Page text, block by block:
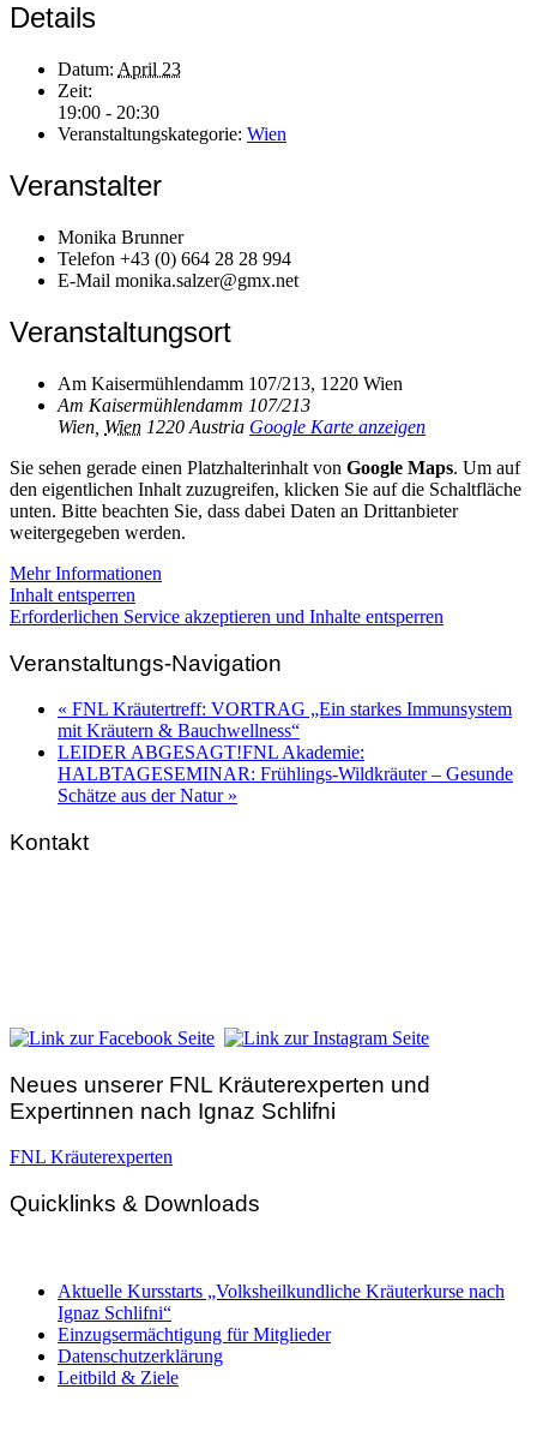
Details
Datum: April 23
Zeit:
19:00 - 20:30
Veranstaltungskategorie: Wien
Veranstalter
Monika Brunner
Telefon +43 (0) 664 28 28 994
E-Mail monika.salzer@gmx.net
Veranstaltungsort
Am Kaisermühlendamm 107/213, 1220 Wien
Am Kaisermühlendamm 107/213
Wien Wien 1220 Austria Google Karte anzeigen
Sie sehen gerade einen Platzhalterinhalt von Google Maps. Um auf
den eigentlichen Inhalt zuzugreifen, klicken Sie auf die Schaltfläche
unten. Bitte beachten Sie, dass dabei Daten an Drittanbieter
weitergegeben werden.
Mehr Informationen
Inhalt entsperren
Erforderlichen Service akzeptieren und Inhalte entsperren
Veranstaltungs-Navigation
« FNL Kräutertreff: VORTRAG „Ein starkes Immunsystem
mit Kräutern & Bauchwellness“
LEIDER ABGESAGT!FNL Akademie:
HALBTAGESEMINAR: Frühlings-Wildkräuter – Gesunde
Schätze aus der Natur »
Kontakt
Neues unserer FNL Kräuterexperten und
Expertinnen nach Ignaz Schlifni
FNL Kräuterexperten
Quicklinks & Downloads
Aktuelle Kursstarts „Volksheilkundliche Kräuterkurse nach
Ignaz Schlifni“
Einzugsermächtigung für Mitglieder
Datenschutzerklärung
Leitbild & Ziele